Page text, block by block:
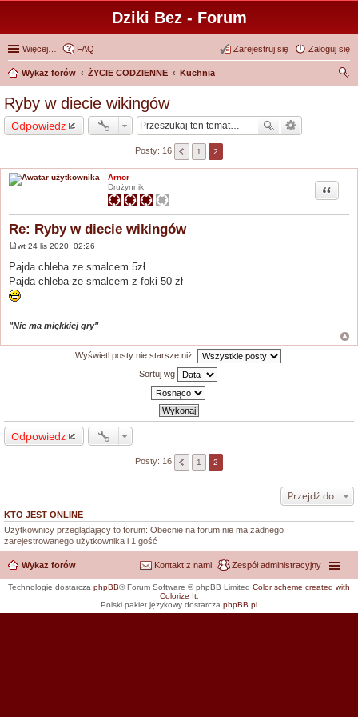
Dziki Bez - Forum
Więcej… FAQ Zaloguj się
Zarejestruj się
Wykaz forów ŻYCIE CODZIENNE
Kuchnia
Ryby w diecie wikingów
Odpowiedz
Posty: 16 1 2
Arnor
Drużynnik
Re: Ryby w diecie wikingów
Cytuj
o
s
t
wt 24 lis 2020, 02:26
Pajda chleba ze smalcem 5zł
Pajda chleba ze smalcem z foki 50 zł
"Nie ma miękkiej gry"
Wyświetl posty nie starsze niż:
Sortuj wg
Odpowiedz
Posty: 16 1 2
Przejdź do
KTO JEST ONLINE
Użytkownicy przeglądający to forum: Obecnie na forum nie ma żadnego
zarejestrowanego użytkownika i 1 gość
Wykaz forów Zespół administracyjny
Kontakt z nami
Technologię dostarcza phpBB® Forum Software © phpBB Limited Color scheme created with
Colorize It.
Polski pakiet językowy dostarcza phpBB.pl